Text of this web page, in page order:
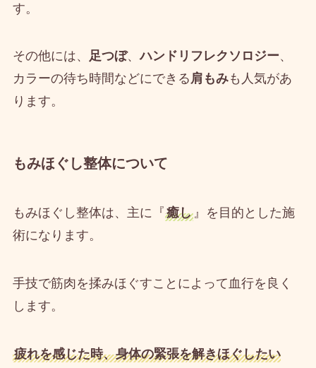
す。
その他には、 足つぼ、ハンドリフレクソロジー、
カラーの待ち時間などにできる肩もみも人気があ
ります。
もみほぐし整体について
もみほぐし整体は、主に『癒し』を目的とした施
術になります。
手技で筋肉を揉みほぐすことによって血行を良く
します。
疲れを感じた時、身体の緊張を解きほぐしたい